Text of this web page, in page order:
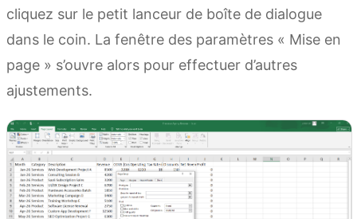
cliquez sur le petit lanceur de boîte de dialogue
dans le coin. La fenêtre des paramètres « Mise en
page » s’ouvre alors pour effectuer d’autres
ajustements.